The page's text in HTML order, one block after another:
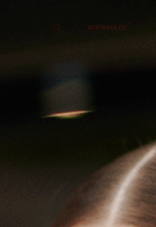
КОРЗИНА (0)